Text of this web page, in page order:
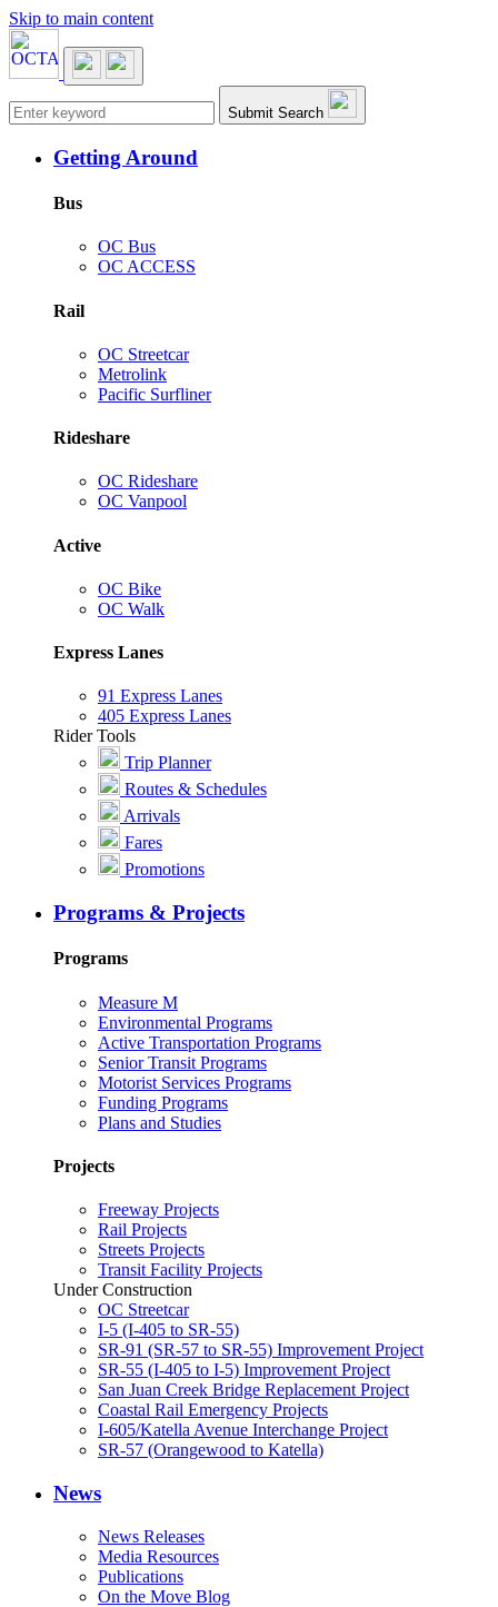
Skip to main content
Main navigation Submit Search
Getting Around
Bus
OC Bus
OC ACCESS
Rail
OC Streetcar
Metrolink
Pacific Surfliner
Rideshare
OC Rideshare
OC Vanpool
Active
OC Bike
OC Walk
Express Lanes
91 Express Lanes
405 Express Lanes
Rider Tools
Trip Planner
Routes & Schedules
Arrivals
Fares
Promotions
Programs & Projects
Programs
Measure M
Environmental Programs
Active Transportation Programs
Senior Transit Programs
Motorist Services Programs
Funding Programs
Plans and Studies
Projects
Freeway Projects
Rail Projects
Streets Projects
Transit Facility Projects
Under Construction
OC Streetcar
I-5 (I-405 to SR-55)
SR-91 (SR-57 to SR-55) Improvement Project
SR-55 (I-405 to I-5) Improvement Project
San Juan Creek Bridge Replacement Project
Coastal Rail Emergency Projects
I-605/Katella Avenue Interchange Project
SR-57 (Orangewood to Katella)
News
News Releases
Media Resources
Publications
On the Move Blog